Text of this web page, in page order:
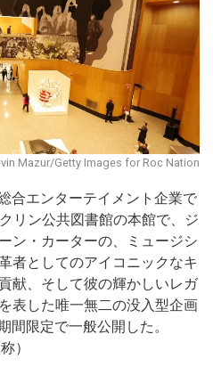
Mazur/Getty Images for Roc Nation
合エンターテイメント企業で
リン公共図書館の本館で、ジ
ン・カーターの、ミュージシ
者としてのアイコニックなキ
献、そして彼の輝かしいレガ
表した唯一無二の没入型企画
間限定で一般公開した。
）